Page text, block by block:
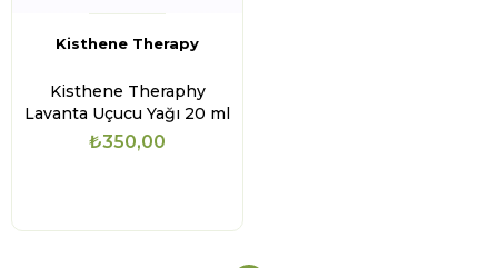
Kisthene Therapy
Kisthene Theraphy
Lavanta Uçucu Yağı 20 ml
₺350,00